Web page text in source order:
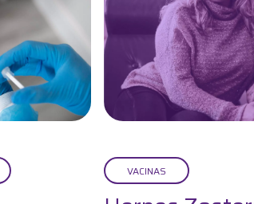
VACINAS